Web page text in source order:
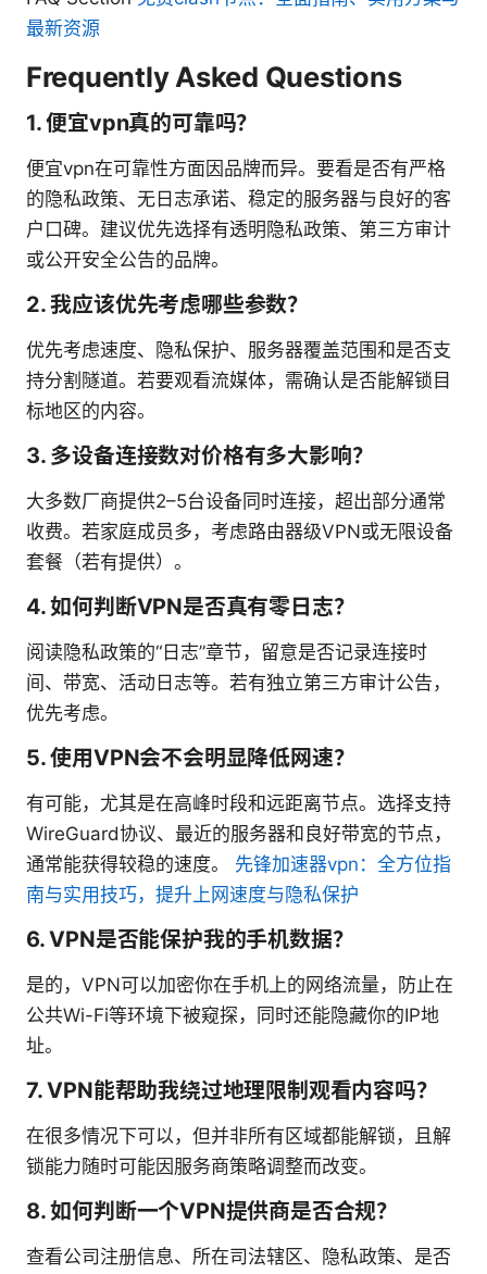
最新资源
Frequently Asked Questions
1. 便宜vpn真的可靠吗？
便宜vpn在可靠性方面因品牌而异。要看是否有严格
的隐私政策、无日志承诺、稳定的服务器与良好的客
户口碑。建议优先选择有透明隐私政策、第三方审计
或公开安全公告的品牌。
2. 我应该优先考虑哪些参数？
优先考虑速度、隐私保护、服务器覆盖范围和是否支
持分割隧道。若要观看流媒体，需确认是否能解锁目
标地区的内容。
3. 多设备连接数对价格有多大影响？
大多数厂商提供2–5台设备同时连接，超出部分通常
收费。若家庭成员多，考虑路由器级VPN或无限设备
套餐（若有提供）。
4. 如何判断VPN是否真有零日志？
阅读隐私政策的“日志”章节，留意是否记录连接时
间、带宽、活动日志等。若有独立第三方审计公告，
优先考虑。
5. 使用VPN会不会明显降低网速？
有可能，尤其是在高峰时段和远距离节点。选择支持
WireGuard协议、最近的服务器和良好带宽的节点，
通常能获得较稳的速度。 先锋加速器vpn：全方位指
南与实用技巧，提升上网速度与隐私保护
6. VPN是否能保护我的手机数据？
是的，VPN可以加密你在手机上的网络流量，防止在
公共Wi-Fi等环境下被窥探，同时还能隐藏你的IP地
址。
7. VPN能帮助我绕过地理限制观看内容吗？
在很多情况下可以，但并非所有区域都能解锁，且解
锁能力随时可能因服务商策略调整而改变。
8. 如何判断一个VPN提供商是否合规？
查看公司注册信息、所在司法辖区、隐私政策、是否